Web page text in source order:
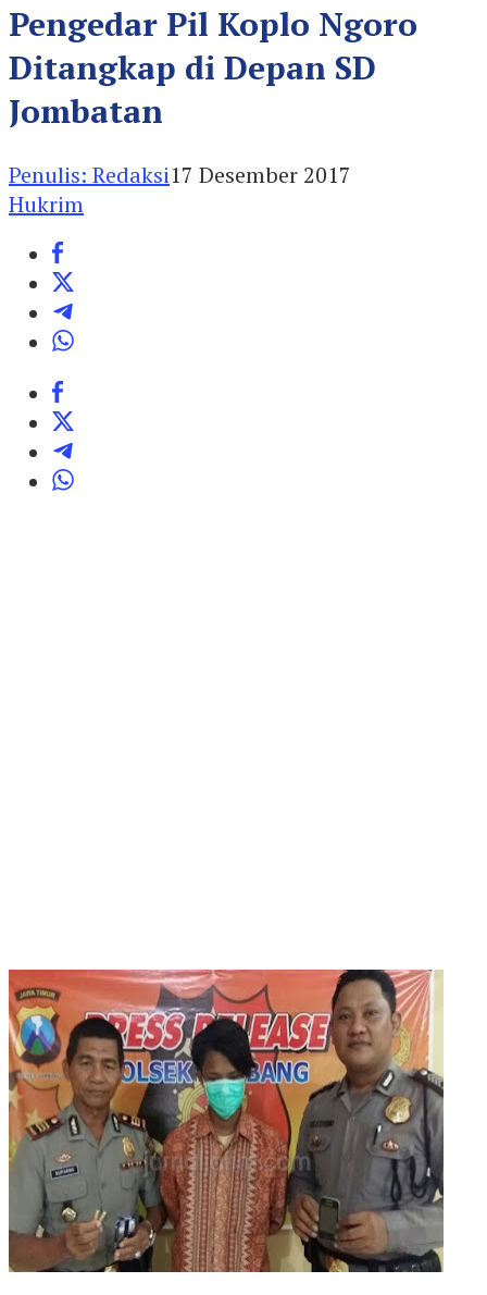
Pengedar Pil Koplo Ngoro
Ditangkap di Depan SD
Jombatan
Penulis: Redaksi17 Desember 2017
Hukrim